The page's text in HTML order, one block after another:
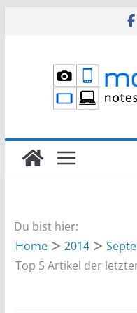
Du bist hier:
Home
2014
Top 5 Artikel der